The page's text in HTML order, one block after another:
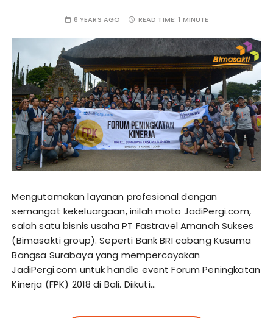
8 YEARS AGO READ TIME:1 MINUTE
Mengutamakan layanan profesional dengan
semangat kekeluargaan, inilah moto JadiPergi.com,
salah satu bisnis usaha PT Fastravel Amanah Sukses
(Bimasakti group). Seperti Bank BRI cabang Kusuma
Bangsa Surabaya yang mempercayakan
JadiPergi.com untuk handle event Forum Peningkatan
Kinerja (FPK) 2018 di Bali. Diikuti…